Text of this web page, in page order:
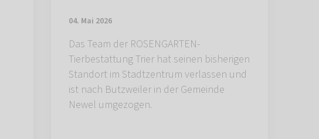
04. Mai 2026
Das Team der ROSENGARTEN-
Tierbestattung Trier hat seinen bisherigen
Standort im Stadtzentrum verlassen und
ist nach Butzweiler in der Gemeinde
Newel umgezogen.